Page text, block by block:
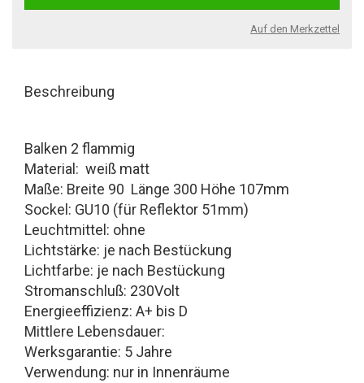
Auf den Merkzettel
Beschreibung
Balken 2 flammig
Material: weiß matt
Maße: Breite 90 Länge 300 Höhe 107mm
Sockel: GU10 (für Reflektor 51mm)
Leuchtmittel: ohne
Lichtstärke: je nach Bestückung
Lichtfarbe: je nach Bestückung
Stromanschluß: 230Volt
Energieeffizienz: A+ bis D
Mittlere Lebensdauer:
Werksgarantie: 5 Jahre
Verwendung: nur in Innenräume